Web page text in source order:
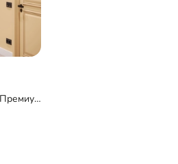
Торцевой комод Салленс Премиум с полками